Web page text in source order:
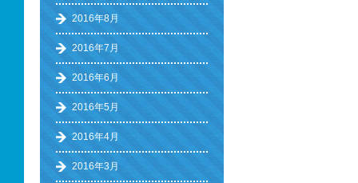
2016年8月
2016年7月
2016年6月
2016年5月
2016年4月
2016年3月